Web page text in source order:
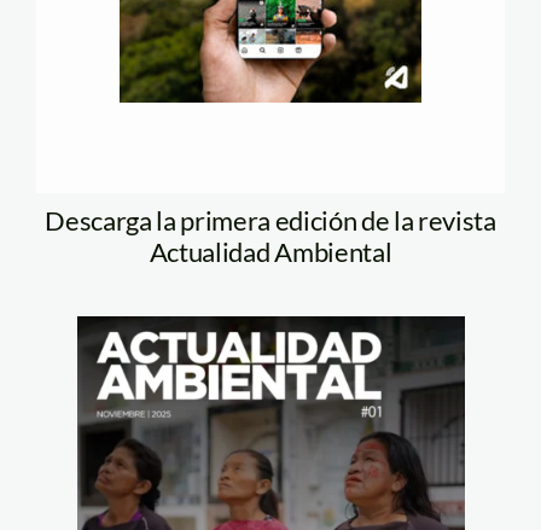
Descarga la primera edición de la revista
Actualidad Ambiental